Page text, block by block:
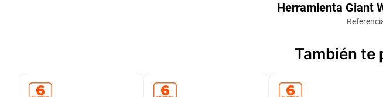
Herramienta Giant
También te